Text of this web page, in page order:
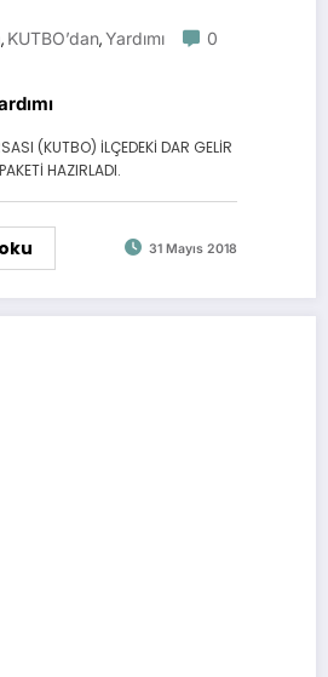
, KUTBO’dan,Yardımı
0
(KUTBO) İLÇEDEKİ DAR GELİR
HAZIRLADI.
31 Mayıs 2018